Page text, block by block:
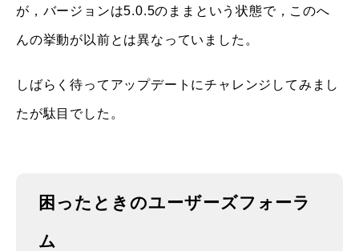
が，バージョンは5.0.5のままという状態で，このへ
んの挙動が以前とは異なっていました。
しばらく待ってアップデートにチャレンジしてみまし
たが駄目でした。
困ったときのユーザーズフォーラ
ム